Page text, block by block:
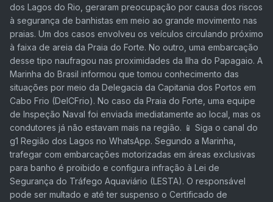
dos Lagos do Rio, geraram preocupação por causa dos riscos
à segurança de banhistas em meio ao grande movimento nas
praias. Um dos casos envolveu os veículos circulando próximo
à faixa de areia da Praia do Forte. No outro, uma embarcação
desse tipo naufragou nas proximidades da Ilha do Papagaio. A
Marinha do Brasil informou que tomou conhecimento das
situações por meio da Delegacia da Capitania dos Portos em
Cabo Frio (DelCFrio). No caso da Praia do Forte, uma equipe
de Inspeção Naval foi enviada imediatamente ao local, mas os
condutores já não estavam mais na região. 📱 Siga o canal do
g1 Região dos Lagos no WhatsApp. Segundo a Marinha,
trafegar com embarcações motorizadas em áreas exclusivas
para banho é proibido e configura infração à Lei de
Segurança do Tráfego Aquaviário (LESTA). O responsável
pode ser multado e até ter suspenso o Certificado de